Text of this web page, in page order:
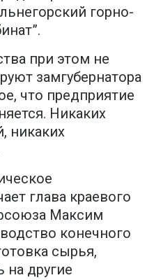
горно-
при этом не
замгубернатора
что предприятие
Никаких
никаких
глава краевого
Максим
конечного
сырья,
на другие